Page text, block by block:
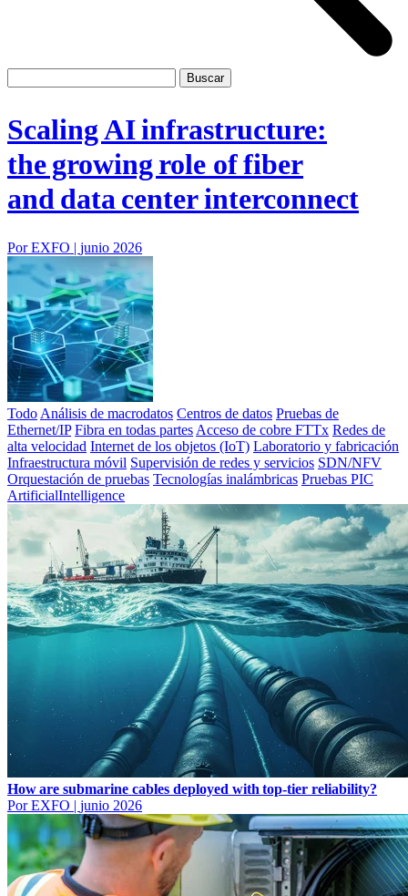
Scaling AI infrastructure:
the growing role of fiber
and data center interconnect
Por EXFO | junio 2026
Todo Análisis de macrodatos Centros de datos Pruebas de
Ethernet/IP Fibra en todas partes Acceso de cobre FTTx Redes de
alta velocidad Internet de los objetos (IoT) Laboratorio y fabricación
Infraestructura móvil Supervisión de redes y servicios SDN/NFV
Orquestación de pruebas Tecnologías inalámbricas Pruebas PIC
ArtificialIntelligence
How are submarine cables deployed with top-tier reliability?
Por EXFO | junio 2026